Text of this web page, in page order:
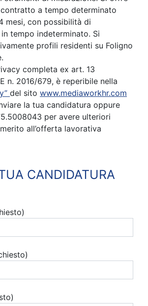
a tempo determinato
mesi, con possibilità di
tempo indeterminato. Si
profili residenti su Foligno
completa ex art. 13
n. 2016/679, è reperibile nella
del sito www.mediaworkhr.com
la tua candidatura oppure
per avere ulteriori
all’offerta lavorativa
CANDIDATURA